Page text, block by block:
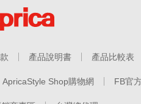
產品說明書 產品比較表
ApricaStyle Shop購物網 FB官